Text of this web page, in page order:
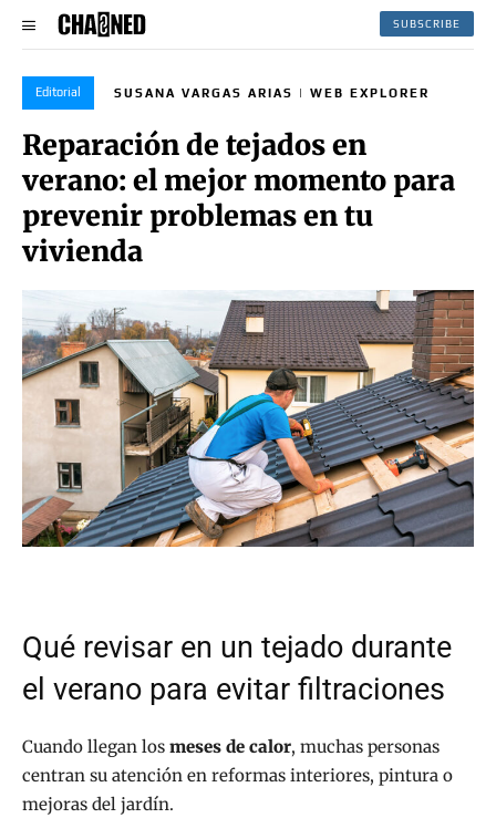
SUBSCRIBE
Editorial SUSANA VARGAS ARIAS | WEB EXPLORER
Reparación de tejados en
verano: el mejor momento para
prevenir problemas en tu
vivienda
Qué revisar en un tejado durante
el verano para evitar filtraciones
Cuando llegan los meses de calor, muchas personas
centran su atención en reformas interiores, pintura o
mejoras del jardín.